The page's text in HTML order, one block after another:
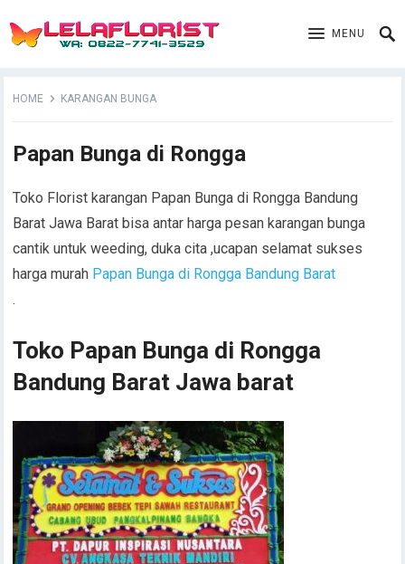
MENU
HOME KARANGAN BUNGA
Papan Bunga di Rongga
Toko Florist karangan Papan Bunga di Rongga Bandung
Barat Jawa Barat bisa antar harga pesan karangan bunga
cantik untuk weeding, duka cita ,ucapan selamat sukses
harga murah Papan Bunga di Rongga Bandung Barat
.
Toko Papan Bunga di Rongga
Bandung Barat Jawa barat